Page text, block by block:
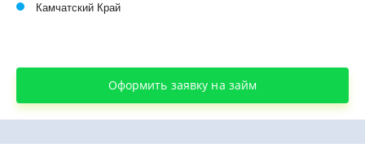
Камчатский Край
Оформить заявку на займ